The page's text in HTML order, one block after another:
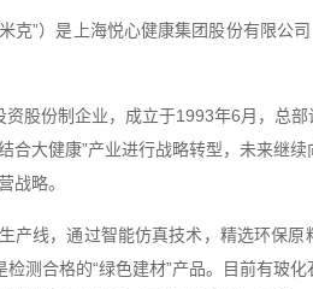
克”）是上海悦心健康集团股份有限公
资股份制企业，成立于1993年6月，总
合大健康”产业进行战略转型，未来继
战略。
产线，通过智能仿真技术，精选环保
测合格的“绿色建材”产品。目前有玻